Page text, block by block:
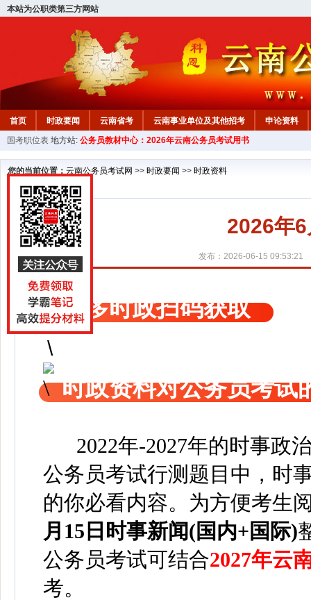
本站为公职类第三方网站
首页 时政要闻 云南省考 云南事业单位及其他招考
申论资料
国考职位表 地方站: 公务员教材中心：2026年云南公务员考试用书
您的当前位置： 云南公务员考试网 >> 时政要闻 >> 时政资料
2026年
发布：2026-06-15 09:53:21
更多时政扫码获取
时政资料对公务员考试
2022年-2027年的时事政
公务员考试行测题目中，时
的你必看内容。为方便考生
月15日 时事新闻(国内+国际)
公务员考试可结合2027年云
考。